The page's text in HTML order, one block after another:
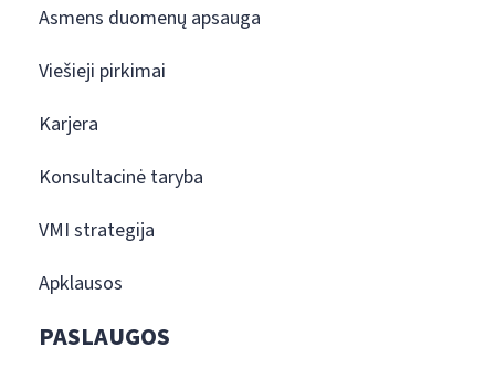
Asmens duomenų apsauga
Viešieji pirkimai
Karjera
Konsultacinė taryba
VMI strategija
Apklausos
PASLAUGOS